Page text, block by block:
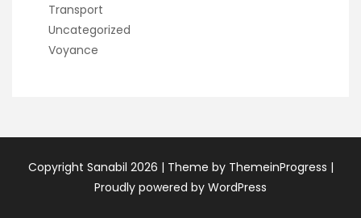
Transport
Uncategorized
Voyance
Copyright Sanabil 2026 | Theme by ThemeinProgress |
Proudly powered by WordPress